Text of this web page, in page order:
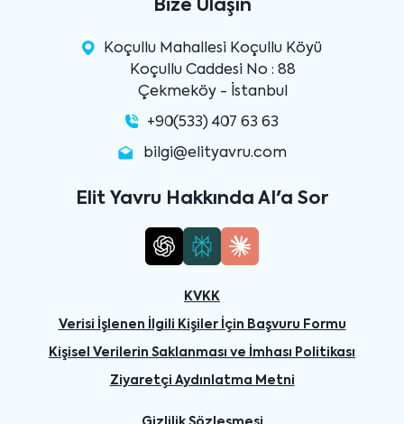
Bize Ulaşın
Koçullu Mahallesi Koçullu Köyü
Koçullu Caddesi No : 88
Çekmeköy - İstanbul
+90(533) 407 63 63
bilgi@elityavru.com
Elit Yavru Hakkında AI'a Sor
KVKK
Verisi İşlenen İlgili Kişiler İçin Başvuru Formu
Kişisel Verilerin Saklanması ve İmhası Politikası
Ziyaretçi Aydınlatma Metni